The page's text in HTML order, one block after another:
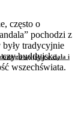
wyjścia z ciała i
często o
pochodzi z
tradycyjnie
buddyjska,
wszechświata.